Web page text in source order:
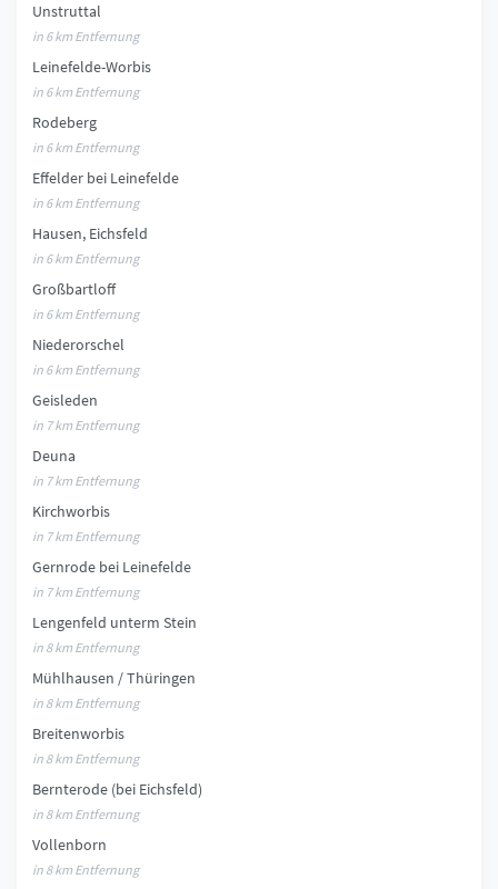
Unstruttal
in 6 km Entfernung
Leinefelde-Worbis
in 6 km Entfernung
Rodeberg
in 6 km Entfernung
Effelder bei Leinefelde
in 6 km Entfernung
Hausen, Eichsfeld
in 6 km Entfernung
Großbartloff
in 6 km Entfernung
Niederorschel
in 6 km Entfernung
Geisleden
in 7 km Entfernung
Deuna
in 7 km Entfernung
Kirchworbis
in 7 km Entfernung
Gernrode bei Leinefelde
in 7 km Entfernung
Lengenfeld unterm Stein
in 8 km Entfernung
Mühlhausen / Thüringen
in 8 km Entfernung
Breitenworbis
in 8 km Entfernung
Bernterode (bei Eichsfeld)
in 8 km Entfernung
Vollenborn
in 8 km Entfernung